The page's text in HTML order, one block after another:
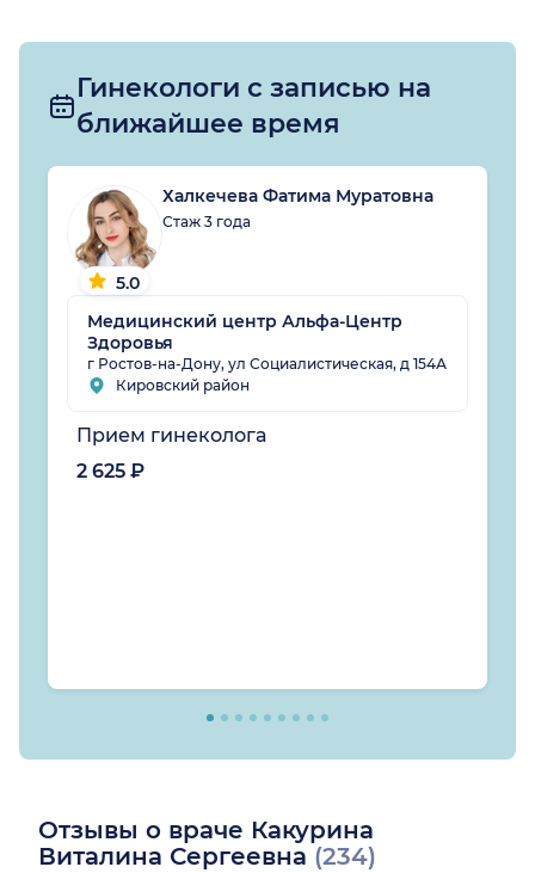
Гинекологи с записью на
ближайшее время
5.0
Халкечева Фатима Муратовна
Стаж 3 года
Медицинский центр Альфа-Центр
Здоровья
г Ростов-на-Дону, ул Социалистическая, д 154А
Кировский район
Прием гинеколога
2 625 ₽
Отзывы о враче Какурина
Виталина Сергеевна (234)